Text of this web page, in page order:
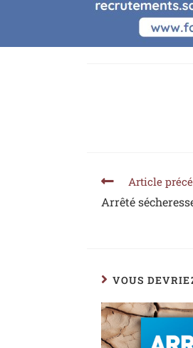
Article
Arrêté
VOUS